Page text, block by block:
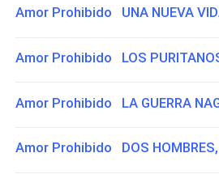
Amor Prohibido UNA NUEVA
Amor Prohibido LOS
Amor Prohibido LA GUERRA
Amor Prohibido DOS HOMBRES,